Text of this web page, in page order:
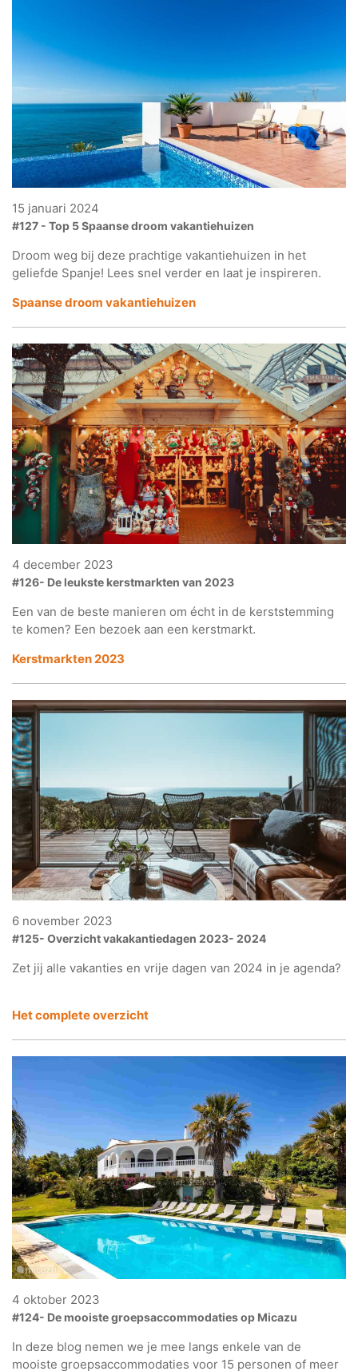
15 januari 2024
#127 - Top 5 Spaanse droom vakantiehuizen
Droom weg bij deze prachtige vakantiehuizen in het
geliefde Spanje! Lees snel verder en laat je inspireren.
Spaanse droom vakantiehuizen
4 december 2023
#126- De leukste kerstmarkten van 2023
Een van de beste manieren om écht in de kerststemming
te komen? Een bezoek aan een kerstmarkt.
Kerstmarkten 2023
6 november 2023
#125- Overzicht vakakantiedagen 2023- 2024
Zet jij alle vakanties en vrije dagen van 2024 in je agenda?
Het complete overzicht
4 oktober 2023
#124- De mooiste groepsaccommodaties op Micazu
In deze blog nemen we je mee langs enkele van de
mooiste groepsaccommodaties voor 15 personen of meer